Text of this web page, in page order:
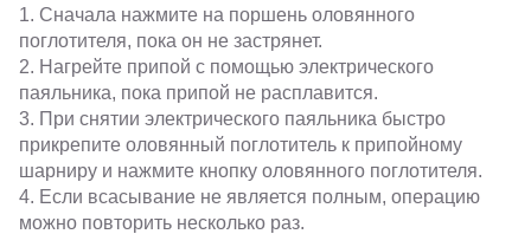
1. Сначала нажмите на поршень оловянного
поглотителя, пока он не застрянет.
2. Нагрейте припой с помощью электрического
паяльника, пока припой не расплавится.
3. При снятии электрического паяльника быстро
прикрепите оловянный поглотитель к припойному
шарниру и нажмите кнопку оловянного поглотителя.
4. Если всасывание не является полным, операцию
можно повторить несколько раз.